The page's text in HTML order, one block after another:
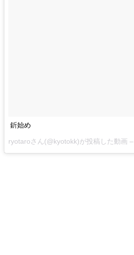
釿始め
ryotaroさん(@kyotokk)が投稿した動画 –